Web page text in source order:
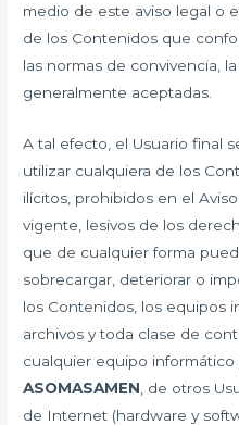
medio de este aviso legal o
de los Contenidos que
las normas de convivencia,
generalmente aceptadas.
A tal efecto, el Usuario final
utilizar cualquiera de los
ilícitos, prohibidos en el
vigente, lesivos de los
que de cualquier forma
sobrecargar, deteriorar o
los Contenidos, los equipos
archivos y toda clase de
cualquier equipo
ASOMASAMEN , de otros
de Internet (hardware y